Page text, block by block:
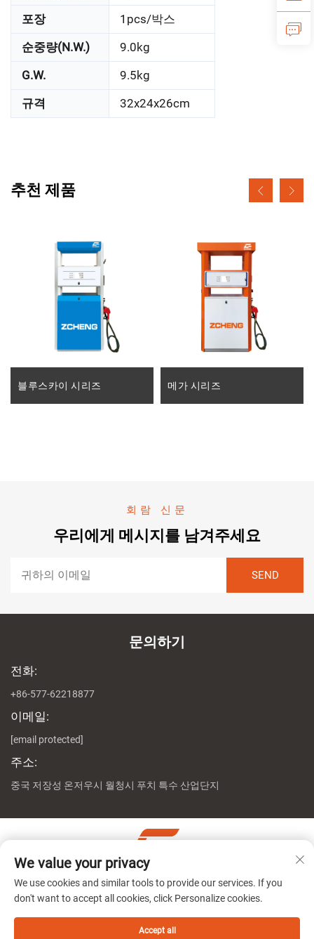
포장
1pcs/박스
순중량(N.W.)
9.0kg
G.W.
9.5kg
규격
32x24x26cm
추천 제품
블루스카이 시리즈 메가 시리즈
회람 신문
우리에게 메시지를 남겨주세요
문의하기
전화:
+86-577-62218877
이메일:
[email protected]
주소:
중국 저장성 온저우시 월청시 푸치 특수 산업단지
저작권 © 절강 진천 머신 유한회사 모든 권리 보유개인정보 처
리방침
We value your privacy
We use cookies and similar tools to provide our services. If you
don't want to accept all cookies, click Personalize cookies.
Accept all